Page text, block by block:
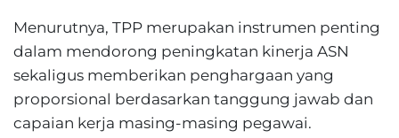
Menurutnya, TPP merupakan instrumen penting
dalam mendorong peningkatan kinerja ASN
sekaligus memberikan penghargaan yang
proporsional berdasarkan tanggung jawab dan
capaian kerja masing-masing pegawai.